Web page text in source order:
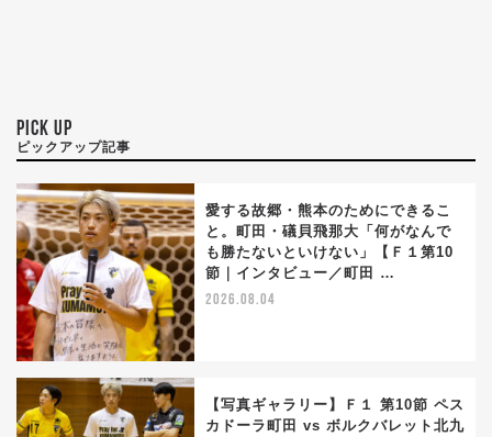
PICK UP
ピックアップ記事
愛する故郷・熊本のためにできるこ
と。町田・礒貝飛那大「何がなんで
も勝たないといけない」【Ｆ１第10
節｜インタビュー／町田 …
2026.08.04
【写真ギャラリー】Ｆ１ 第10節 ペス
カドーラ町田 vs ボルクバレット北九